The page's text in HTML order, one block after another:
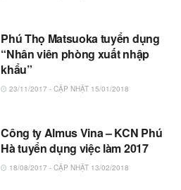
Phú Thọ Matsuoka tuyển dụng
“Nhân viên phòng xuất nhập
khẩu”
23/11/2017 - CẬP NHẬT 15/01/2018
Công ty Almus Vina – KCN Phú
Hà tuyển dụng việc làm 2017
18/08/2017 - CẬP NHẬT 13/02/2018